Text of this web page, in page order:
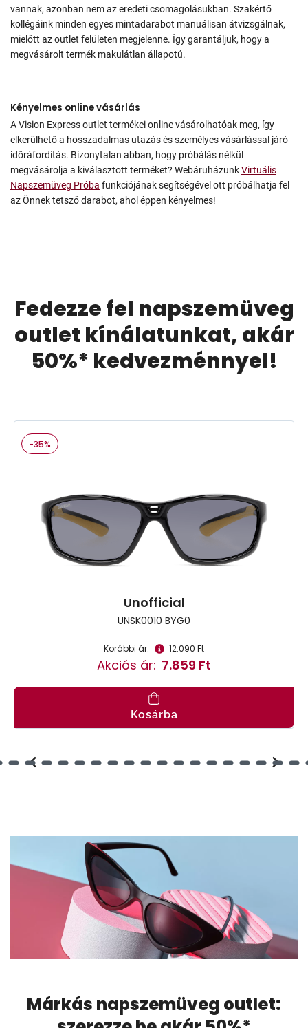
vannak, azonban nem az eredeti csomagolásukban. Szakértő
kollégáink minden egyes mintadarabot manuálisan átvizsgálnak,
mielőtt az outlet felületen megjelenne. Így garantáljuk, hogy a
megvásárolt termék makulátlan állapotú.
Kényelmes online vásárlás
A Vision Express outlet termékei online vásárolhatóak meg, így
elkerülhető a hosszadalmas utazás és személyes vásárlással járó
időráfordítás. Bizonytalan abban, hogy próbálás nélkül
megvásárolja a kiválasztott terméket? WebáruházunkVirtuális
Napszemüveg Próba funkciójának segítségével ott próbálhatja fel
az Önnek tetsző darabot, ahol éppen kényelmes!
Fedezze fel napszemüveg
outlet kínálatunkat, akár
50%* kedvezménnyel!
-35%
Unofficial
UNSK0010 BYG0
Korábbi ár: 12.090 Ft
Akciós ár: 7.859 Ft
Kosárba
Márkás napszemüveg outlet: